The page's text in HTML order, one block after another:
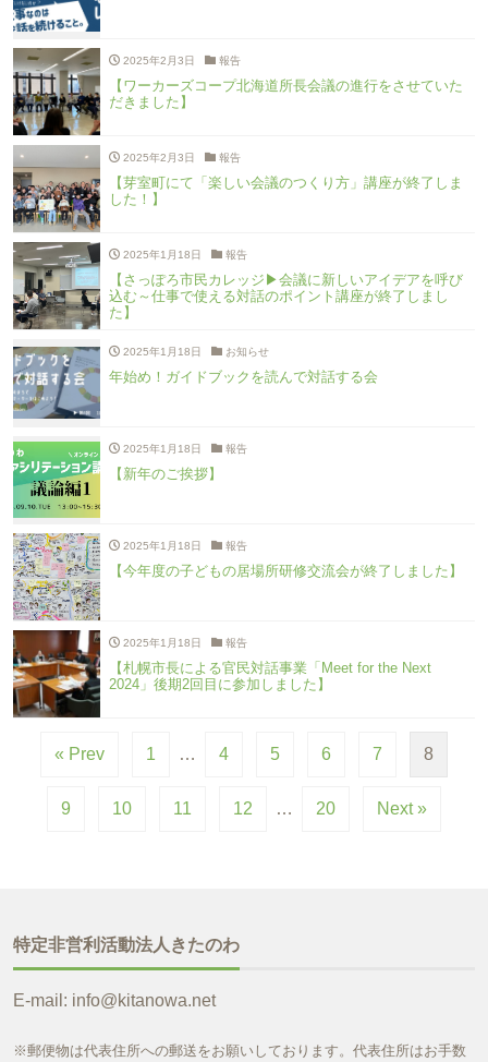
2025年2月3日 報告
【ワーカーズコープ北海道所長会議の進行をさせていた
だきました】
2025年2月3日 報告
【芽室町にて「楽しい会議のつくり方」講座が終了しま
した！】
2025年1月18日 報告
【さっぽろ市民カレッジ▶︎会議に新しいアイデアを呼び
込む～仕事で使える対話のポイント講座が終了しまし
た】
2025年1月18日 お知らせ
年始め！ガイドブックを読んで対話する会
2025年1月18日 報告
【新年のご挨拶】
2025年1月18日 報告
【今年度の子どもの居場所研修交流会が終了しました】
2025年1月18日 報告
【札幌市長による官民対話事業「Meet for the Next
2024」後期2回目に参加しました】
« Prev 1 … 4 5 6 7 8
9 10 11 12 … 20 Next »
特定非営利活動法人きたのわ
E-mail: info@kitanowa.net
※郵便物は代表住所への郵送をお願いしております。代表住所はお手数